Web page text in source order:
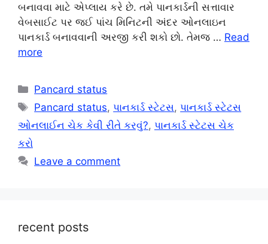
બનાવવા માટે એપ્લાય કરે છે. તમે પાનકાર્ડની સત્તાવાર
વેબસાઈટ પર જઈ પાંચ મિનિટની અંદર ઓનલાઇન
પાનકાર્ડ બનાવવાની અરજી કરી શકો છો. તેમજ … Read
more
Categories
Pancard status
Tags
Pancard status,પાનકાર્ડ સ્ટેટસ,પાનકાર્ડ સ્ટેટસ
ઓનલાઈન ચેક કેવી રીતે કરવું?, પાનકાર્ડ સ્ટેટસ ચેક
કરો
Leave a comment
recent posts